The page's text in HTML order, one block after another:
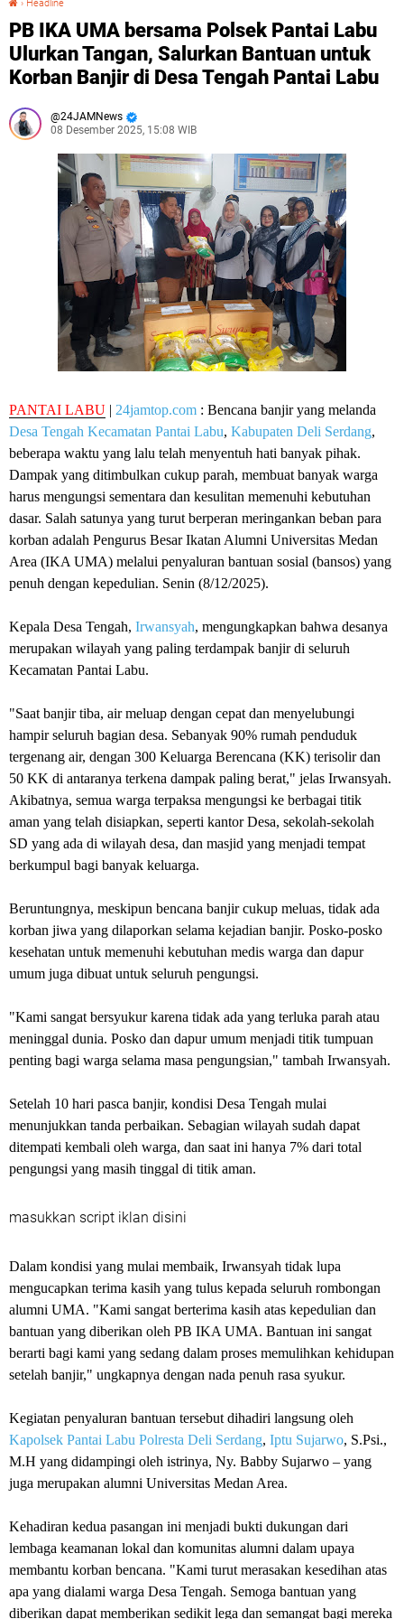
› Headline
PB IKA UMA bersama Polsek Pantai Labu
Ulurkan Tangan, Salurkan Bantuan untuk
Korban Banjir di Desa Tengah Pantai Labu
24JAMNews
08 Desember 2025, 15:08 WIB
PANTAI LABU | 24jamtop.com : Bencana banjir yang melanda
Desa Tengah Kecamatan Pantai Labu, Kabupaten Deli Serdang,
beberapa waktu yang lalu telah menyentuh hati banyak pihak.
Dampak yang ditimbulkan cukup parah, membuat banyak warga
harus mengungsi sementara dan kesulitan memenuhi kebutuhan
dasar. Salah satunya yang turut berperan meringankan beban para
korban adalah Pengurus Besar Ikatan Alumni Universitas Medan
Area (IKA UMA) melalui penyaluran bantuan sosial (bansos) yang
penuh dengan kepedulian. Senin (8/12/2025).
Kepala Desa Tengah, Irwansyah, mengungkapkan bahwa desanya
merupakan wilayah yang paling terdampak banjir di seluruh
Kecamatan Pantai Labu.
"Saat banjir tiba, air meluap dengan cepat dan menyelubungi
hampir seluruh bagian desa. Sebanyak 90% rumah penduduk
tergenang air, dengan 300 Keluarga Berencana (KK) terisolir dan
50 KK di antaranya terkena dampak paling berat," jelas Irwansyah.
Akibatnya, semua warga terpaksa mengungsi ke berbagai titik
aman yang telah disiapkan, seperti kantor Desa, sekolah-sekolah
SD yang ada di wilayah desa, dan masjid yang menjadi tempat
berkumpul bagi banyak keluarga.
Beruntungnya, meskipun bencana banjir cukup meluas, tidak ada
korban jiwa yang dilaporkan selama kejadian banjir. Posko-posko
kesehatan untuk memenuhi kebutuhan medis warga dan dapur
umum juga dibuat untuk seluruh pengungsi.
"Kami sangat bersyukur karena tidak ada yang terluka parah atau
meninggal dunia. Posko dan dapur umum menjadi titik tumpuan
penting bagi warga selama masa pengungsian," tambah Irwansyah.
Setelah 10 hari pasca banjir, kondisi Desa Tengah mulai
menunjukkan tanda perbaikan. Sebagian wilayah sudah dapat
ditempati kembali oleh warga, dan saat ini hanya 7% dari total
pengungsi yang masih tinggal di titik aman.
masukkan script iklan disini
Dalam kondisi yang mulai membaik, Irwansyah tidak lupa
mengucapkan terima kasih yang tulus kepada seluruh rombongan
alumni UMA. "Kami sangat berterima kasih atas kepedulian dan
bantuan yang diberikan oleh PB IKA UMA. Bantuan ini sangat
berarti bagi kami yang sedang dalam proses memulihkan kehidupan
setelah banjir," ungkapnya dengan nada penuh rasa syukur.
Kegiatan penyaluran bantuan tersebut dihadiri langsung oleh
Kapolsek Pantai Labu Polresta Deli Serdang, Iptu Sujarwo, S.Psi.,
M.H yang didampingi oleh istrinya, Ny. Babby Sujarwo – yang
juga merupakan alumni Universitas Medan Area.
Kehadiran kedua pasangan ini menjadi bukti dukungan dari
lembaga keamanan lokal dan komunitas alumni dalam upaya
membantu korban bencana. "Kami turut merasakan kesedihan atas
apa yang dialami warga Desa Tengah. Semoga bantuan yang
diberikan dapat memberikan sedikit lega dan semangat bagi mereka